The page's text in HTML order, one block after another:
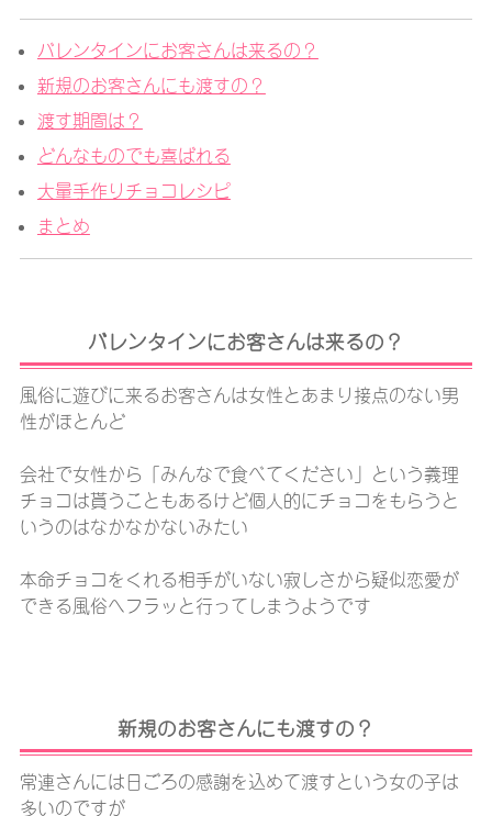
バレンタインにお客さんは来るの？
新規のお客さんにも渡すの？
渡す期間は？
どんなものでも喜ばれる
大量手作りチョコレシピ
まとめ
バレンタインにお客さんは来るの？
風俗に遊びに来るお客さんは女性とあまり接点のない男
性がほとんど
会社で女性から「みんなで食べてください」という義理
チョコは貰うこともあるけど個人的にチョコをもらうと
いうのはなかなかないみたい
本命チョコをくれる相手がいない寂しさから疑似恋愛が
できる風俗へフラッと行ってしまうようです
新規のお客さんにも渡すの？
常連さんには日ごろの感謝を込めて渡すという女の子は
多いのですが